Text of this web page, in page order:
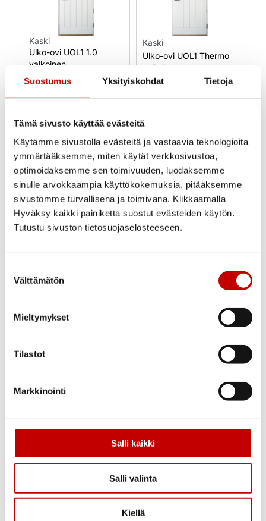
Suostumus Yksityiskohdat Tietoja
Tämä sivusto käyttää evästeitä
Käytämme sivustolla evästeitä ja vastaavia teknologioita
ymmärtääksemme, miten käytät verkkosivustoa,
optimoidaksemme sen toimivuuden, luodaksemme
sinulle arvokkaampia käyttökokemuksia, pitääksemme
sivustomme turvallisena ja toimivana. Klikkaamalla
Hyväksy kaikki painiketta suostut evästeiden käytön.
Tutustu sivuston tietosuojaselosteeseen.
valinta
Välttämätön
Mieltymykset
Tilastot
Markkinointi
Salli kaikki
Salli valinta
Kiellä
Kaski
Ulko-ovi UOL1 1.0
valkoinen
830,00€–915,00
Uusi
Varastossa
Toimitusaika 1–3
arkipäivää
OSTA NYT
Kaski
Ulko-ovi UOL1 Thermo
valkoinen
945,00€(alv 25.5%)
Uusi
Toimitusaika 1–3
arkipäivää
OSTA NYT
Ulko-ovi UOL2 1.0
valkoinen
875,00
Varastossa
arkipäivää
OSTA NYT